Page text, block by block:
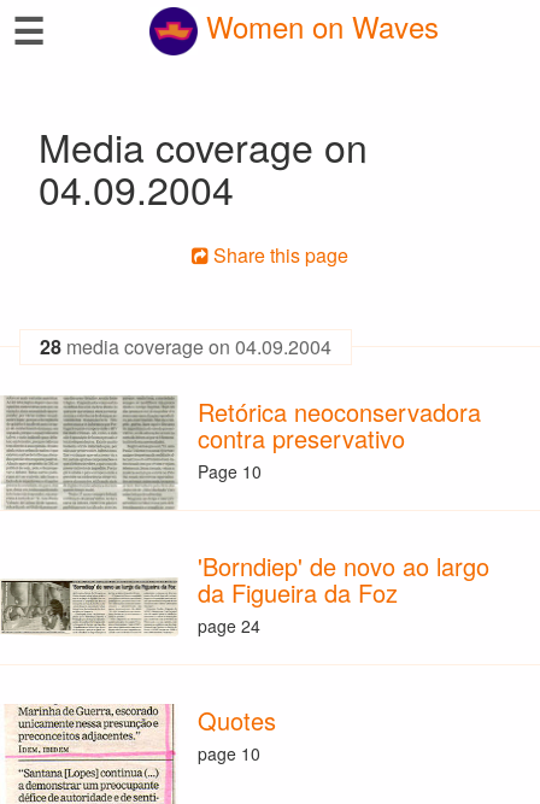
☰ Women on Waves
Media coverage on
04.09.2004
Share this page
28 media coverage on 04.09.2004
Retórica neoconservadora
contra preservativo
Page 10
'Borndiep' de novo ao largo
da Figueira da Foz
page 24
Quotes
page 10